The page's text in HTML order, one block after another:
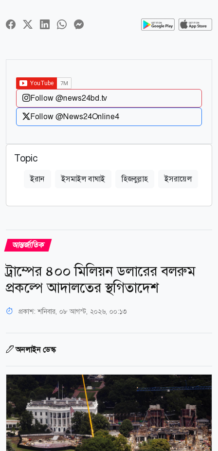
Follow @news24bd.tv
Follow @News24Online4
Topic
ইরান ইসমাইল বাঘাই হিজবুল্লাহ ইসরায়েল
আন্তর্জাতিক
ট্রাম্পের ৪০০ মিলিয়ন ডলারের বলরুম
প্রকল্পে আদালতের স্থগিতাদেশ
প্রকাশ:শনিবার, ০৮ আগস্ট, ২০২৬, ০০:১৩
অনলাইন ডেস্ক